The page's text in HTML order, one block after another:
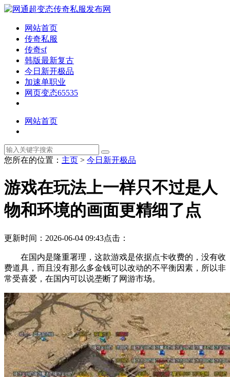
网站首页
传奇私服
传奇sf
韩版最新复古
今日新开极品
加速单职业
网页变态65535
网站首页
您所在的位置： 主页 > 今日新开极品
游戏在玩法上一样只不过是人
物和环境的画面更精细了点
更新时间：2026-06-04 09:43点击：
在国内是隆重署理，这款游戏是依据点卡收费的，没有收
费道具，而且没有那么多金钱可以改动的不平衡因素，所以非
常受喜爱，在国内可以说垄断了网游市场。